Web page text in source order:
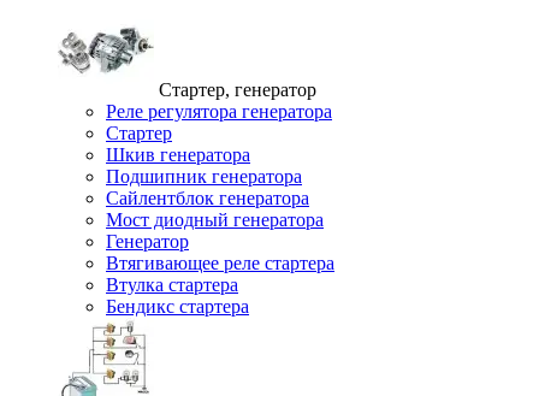
Стартер, генератор
Реле регулятора генератора
Стартер
Шкив генератора
Подшипник генератора
Сайлентблок генератора
Мост диодный генератора
Генератор
Втягивающее реле стартера
Втулка стартера
Бендикс стартера